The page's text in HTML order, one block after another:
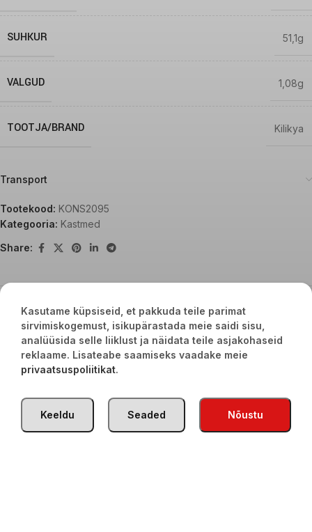
SUHKUR 51,1g
VALGUD 1,08g
TOOTJA/BRAND Kilikya
Transport
Tootekood: KONS2095
Kategooria: Kastmed
Share:
Seotud tooted
Kasutame küpsiseid, et pakkuda teile parimat
sirvimiskogemust, isikupärastada meie saidi sisu,
analüüsida selle liiklust ja näidata teile asjakohaseid
reklaame. Lisateabe saamiseks vaadake meie
privaatsuspoliitikat.
Nõustu
Seaded
Keeldu